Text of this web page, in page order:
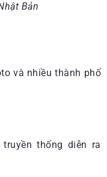
Bản
và nhiều thành phố
thống diễn ra